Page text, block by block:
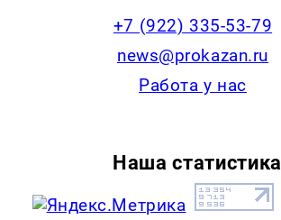
+7 (922) 335-53-79
news@prokazan.ru
Работа у нас
Наша статистика